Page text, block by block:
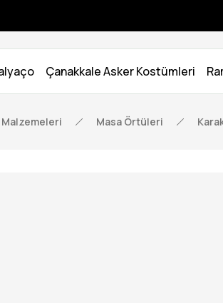
Çanakkale Asker Kostümleri
Masa Örtüleri